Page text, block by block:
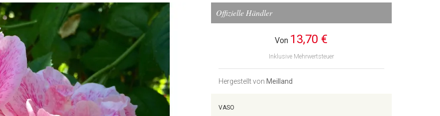
Offizielle Händler
Von 13,70 €
Inklusive Mehrwertsteuer
Hergestellt von Meilland
VASO